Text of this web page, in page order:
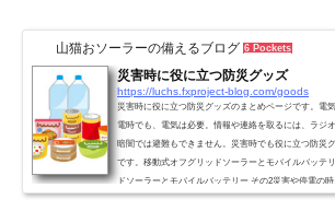
山猫おソーラーの備えるブログ 6 Pockets
災害時に役に立つ防災グッズ
https://luchs.fxproject-blog.com/goods
災害時に役に立つ防災グッズのまとめページです。電
電時でも、電気は必要。情報や連絡を取るには、ラジ
暗闇では避難もできません。災害時でも役に立つ防災
です。移動式オフグリッドソーラーとモバイルバッテ
ドソーラーとモバイルバッテリー その2災害や停電の
高性能なソーラーパネル付きの照明器具災害や停電の